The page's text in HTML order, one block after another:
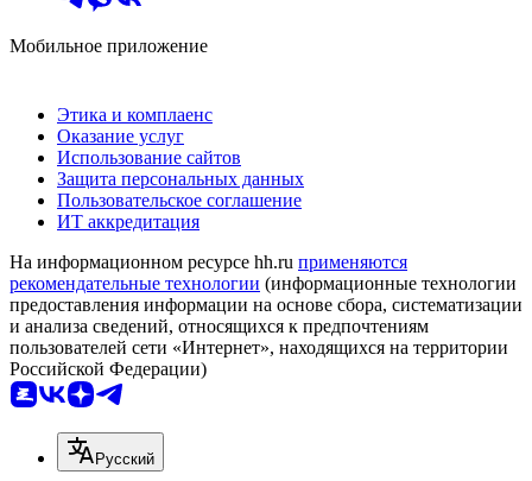
Мобильное приложение
Этика и комплаенс
Оказание услуг
Использование сайтов
Защита персональных данных
Пользовательское соглашение
ИТ аккредитация
На информационном ресурсе hh.ru применяются
рекомендательные технологии (информационные технологии
предоставления информации на основе сбора, систематизации
и анализа сведений, относящихся к предпочтениям
пользователей сети «Интернет», находящихся на территории
Российской Федерации)
Русский